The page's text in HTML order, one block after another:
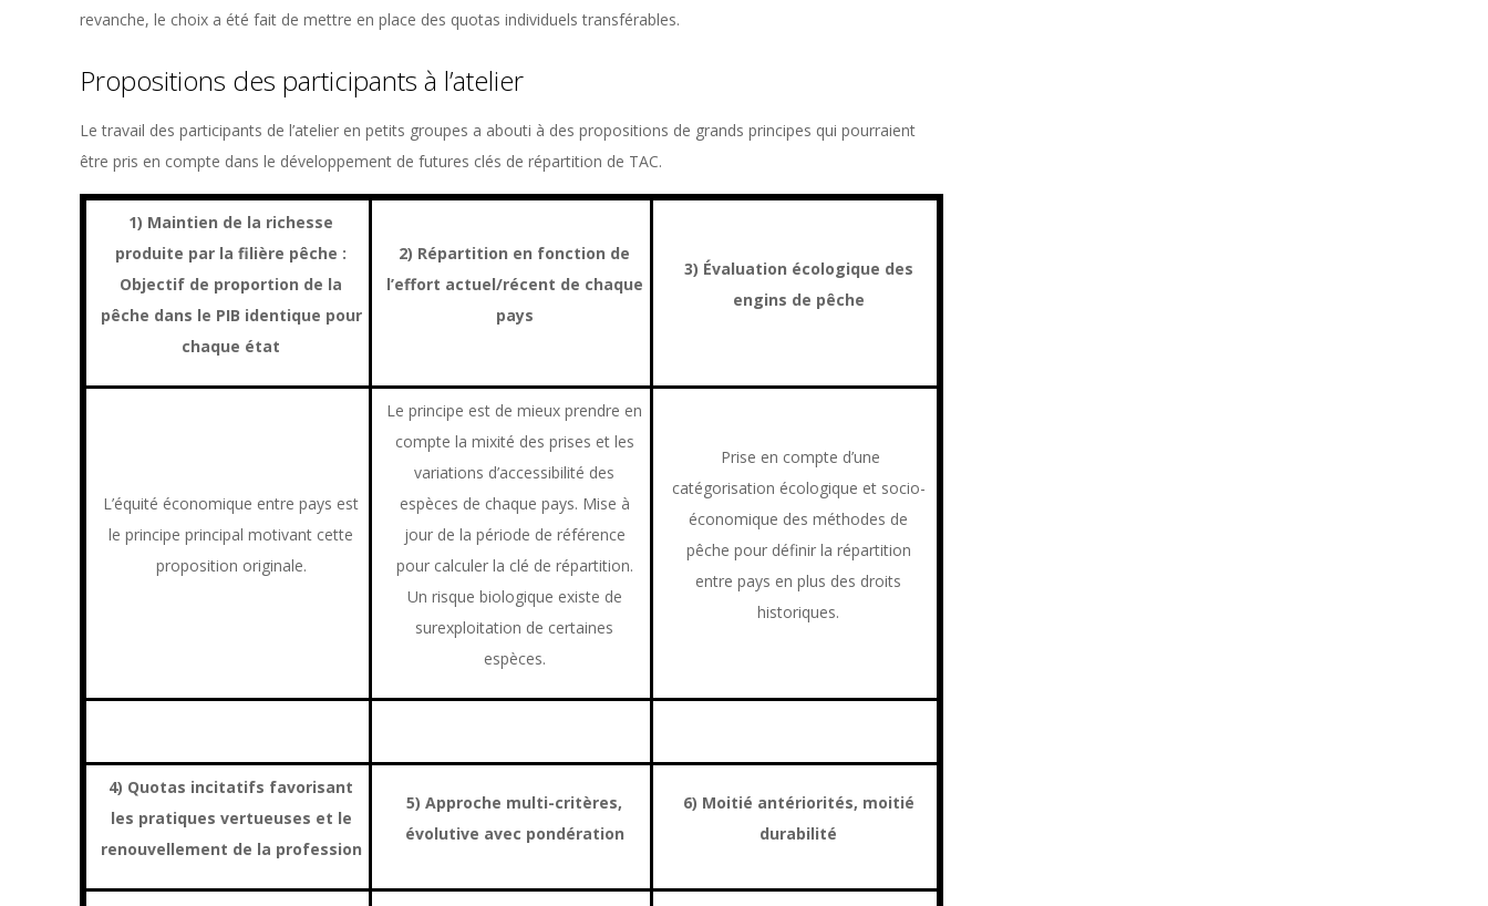
revanche, le choix a été fait de mettre en place des quotas individuels transférables.
Propositions des participants à l’atelier
Le travail des participants de l’atelier en petits groupes a abouti à des propositions de grands principes qui pourraient
être pris en compte dans le développement de futures clés de répartition de TAC.
1) Maintien de la richesse
produite par la filière pêche :
Objectif de proportion de la
pêche dans le PIB identique pour
chaque état
2) Répartition en fonction de
l’effort actuel/récent de chaque
pays
3) Évaluation écologique des
engins de pêche
L’équité économique entre pays est
le principe principal motivant cette
proposition originale.
Le principe est de mieux prendre en
compte la mixité des prises et les
variations d’accessibilité des
espèces de chaque pays. Mise à
jour de la période de référence
pour calculer la clé de répartition.
Un risque biologique existe de
surexploitation de certaines
espèces.
Prise en compte d’une
catégorisation écologique et socio-
économique des méthodes de
pêche pour définir la répartition
entre pays en plus des droits
historiques.
4) Quotas incitatifs favorisant
les pratiques vertueuses et le
renouvellement de la profession
5) Approche multi-critères,
évolutive avec pondération
6) Moitié antériorités, moitié
durabilité